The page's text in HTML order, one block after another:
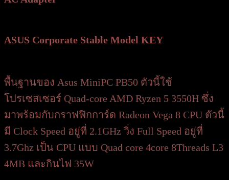
ASUS Corporate Stable Model KEY
พื้นฐานของ Asus MiniPC PB50 ตัวนี้ใช้
โปรเซสเซอร์ Quad-core AMD Ryzen 5 3550H ซึ่ง
มาพร้อมกับกราฟฟิกการ์ด Radeon Vega 8 CPU ตัวนี้
มี Clock Speed อยู่ที่ 2.1GHz วิ่ง ​Full Speed อยู่ที่
3.7Ghz เป็น CPU แบบ Quad core 4core 8Threads L3
4MB และกินไฟ 35W